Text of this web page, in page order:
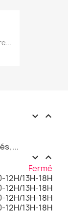
 
...
 
Fermé
12H/13H-18H
12H/13H-18H
12H/13H-18H
12H/13H-18H